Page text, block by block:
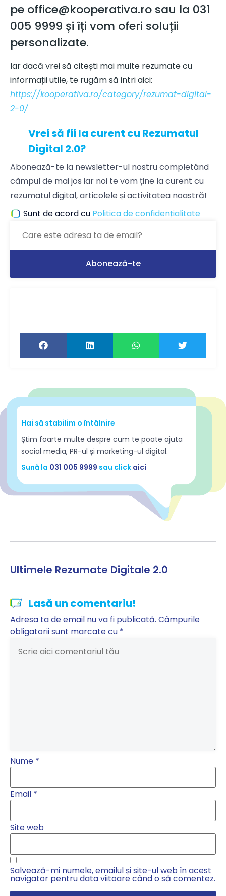
pe office@kooperativa.ro sau la 031
005 9999 și îți vom oferi soluții
personalizate.
Iar dacă vrei să citești mai multe rezumate cu
informații utile, te rugăm să intri aici:
https://kooperativa.ro/category/rezumat-digital-
2-0/
Vrei să fii la curent cu Rezumatul
Digital 2.0?
Abonează-te la newsletter-ul nostru completând
câmpul de mai jos iar noi te vom ține la curent cu
rezumatul digital, articolele și activitatea noastră!
Sunt de acord cu Politica de confidențialitate
Hai să stabilim o întâlnire
Știm foarte multe despre cum te poate ajuta
social media, PR-ul și marketing-ul digital.
Sună la 031 005 9999 sau click aici
Ultimele Rezumate Digitale 2.0
Lasă un comentariu!
Adresa ta de email nu va fi publicată. Câmpurile
obligatorii sunt marcate cu *
Nume *
Email *
Site web
Salvează-mi numele, emailul și site-ul web în acest
navigator pentru data viitoare când o să comentez.